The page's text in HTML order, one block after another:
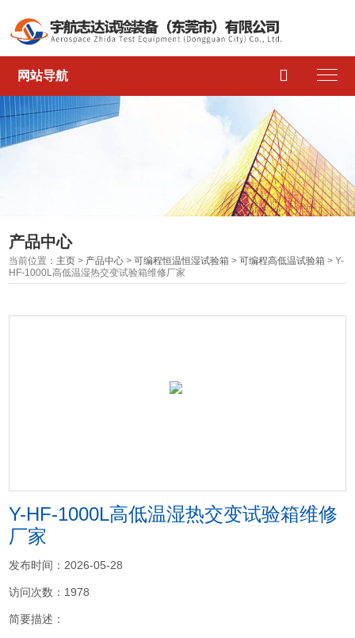
网站导航 
产品中心
当前位置： 主页 > 产品中心 >可编程恒温恒湿试验箱 >可编程高低温试验箱 > Y-
HF-1000L高低温湿热交变试验箱维修厂家
Y-HF-1000L高低温湿热交变试验箱维修
厂家
发布时间：2026-05-28
访问次数：1978
简要描述：